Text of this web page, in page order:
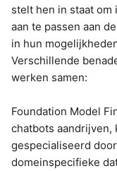
stelt hen in staat
aan te passen aan
in hun
Verschillende
werken samen:
Foundation Model
chatbots
gespecialiseerd
domeinspecifieke